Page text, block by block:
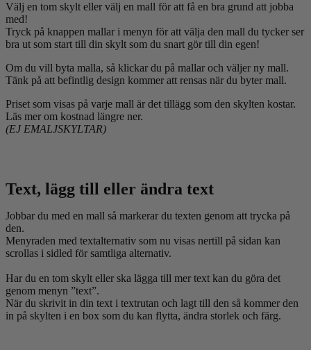
Välj en tom skylt eller välj en mall för att få en bra grund att jobba
med!
Tryck på knappen mallar i menyn för att välja den mall du tycker ser
bra ut som start till din skylt som du snart gör till din egen!
Om du vill byta malla, så klickar du på mallar och väljer ny mall.
Tänk på att befintlig design kommer att rensas när du byter mall.
Priset som visas på varje mall är det tillägg som den skylten kostar.
Läs mer om kostnad längre ner.
(EJ EMALJSKYLTAR)
Text, lägg till eller ändra text
Jobbar du med en mall så markerar du texten genom att trycka på
den.
Menyraden med textalternativ som nu visas nertill på sidan kan
scrollas i sidled för samtliga alternativ.
Har du en tom skylt eller ska lägga till mer text kan du göra det
genom menyn ”text”.
När du skrivit in din text i textrutan och lagt till den så kommer den
in på skylten i en box som du kan flytta, ändra storlek och färg.